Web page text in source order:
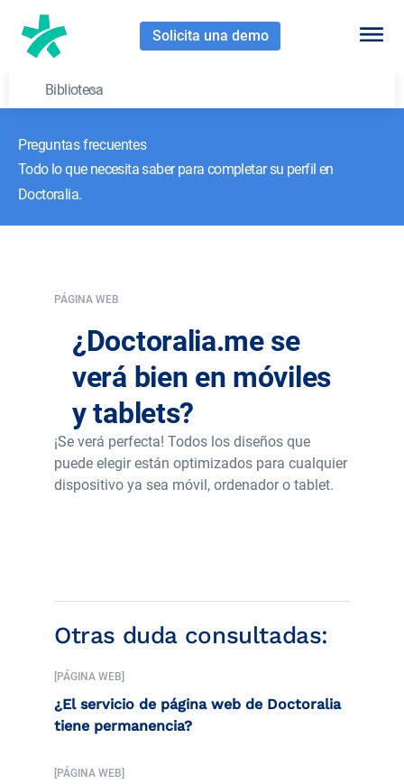
Solicita una demo
Biblioteca
Preguntas frecuentes
Todo lo que necesita saber para completar su perfil en
Doctoralia.
PÁGINA WEB
¿Doctoralia.me se
verá bien en móviles
y tablets?
¡Se verá perfecta! Todos los diseños que
puede elegir están optimizados para cualquier
dispositivo ya sea móvil, ordenador o tablet.
Otras duda consultadas:
[PÁGINA WEB]
¿El servicio de página web de Doctoralia
tiene permanencia?
[PÁGINA WEB]